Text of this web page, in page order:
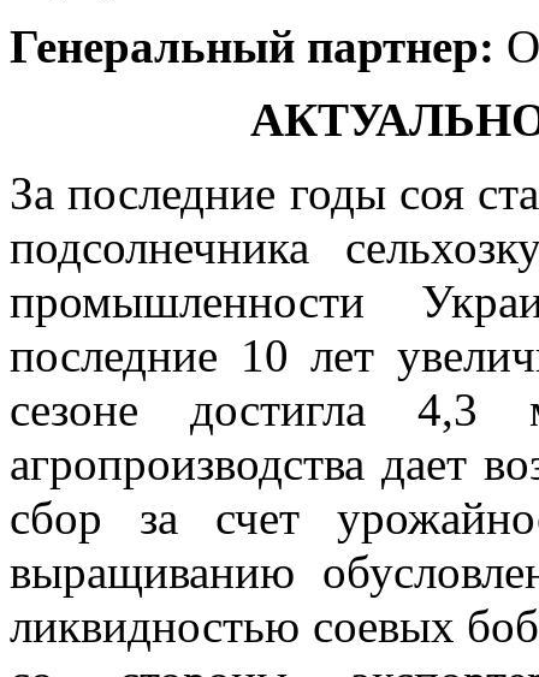
Генеральный партнер:
За последние годы соя
подсолнечника
промышленности
последние 10 лет
сезоне достигла 4,3
агропроизводства дает
сбор за счет
выращиванию
ликвидностью соевых